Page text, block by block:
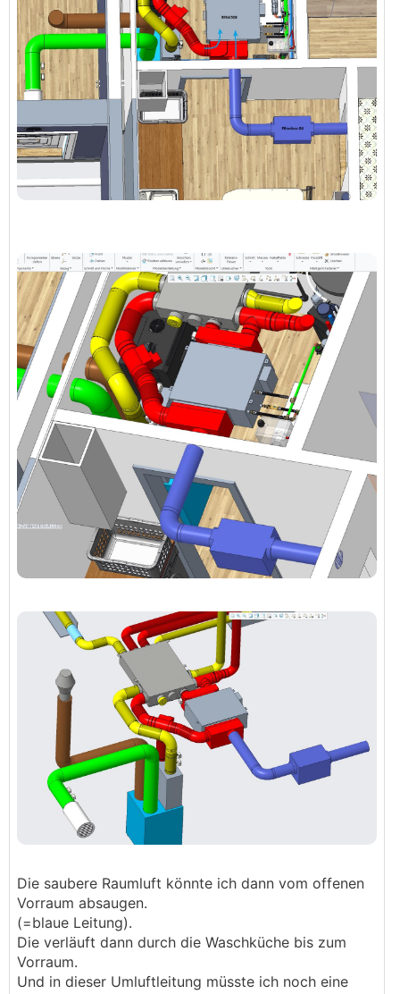
Die saubere Raumluft könnte ich dann vom offenen
Vorraum absaugen.
(=blaue Leitung).
Die verläuft dann durch die Waschküche bis zum
Vorraum.
Und in dieser Umluftleitung müsste ich noch eine